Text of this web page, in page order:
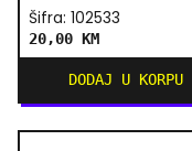
Šifra: 102533
20,00 KM
DODAJ U KORPU